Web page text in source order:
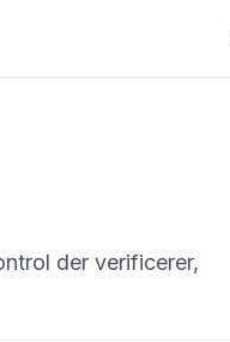
der verificerer,